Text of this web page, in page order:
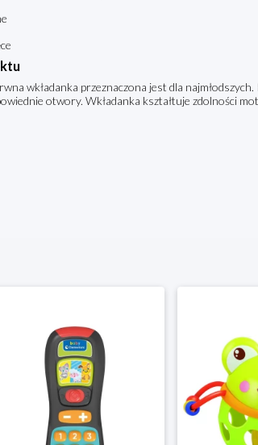
wkładanka przeznaczona jest dla
otwory. Wkładanka kształtuje zdolności